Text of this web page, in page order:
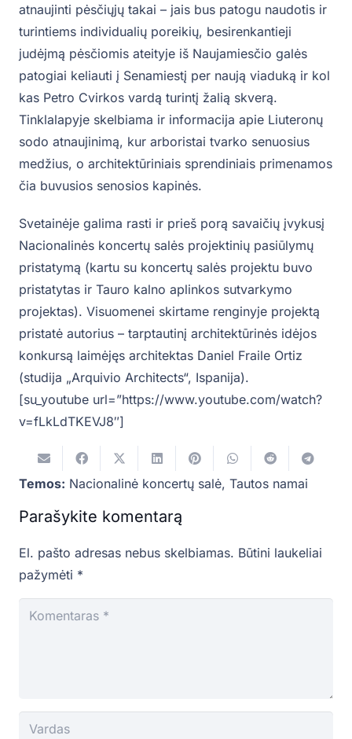
atnaujinti pėsčiųjų takai – jais bus patogu naudotis ir
turintiems individualių poreikių, besirenkantieji
judėjmą pėsčiomis ateityje iš Naujamiesčio galės
patogiai keliauti į Senamiestį per naują viaduką ir kol
kas Petro Cvirkos vardą turintį žalią skverą.
Tinklalapyje skelbiama ir informacija apie Liuteronų
sodo atnaujinimą, kur arboristai tvarko senuosius
medžius, o architektūriniais sprendiniais primenamos
čia buvusios senosios kapinės.
Svetainėje galima rasti ir prieš porą savaičių įvykusį
Nacionalinės koncertų salės projektinių pasiūlymų
pristatymą (kartu su koncertų salės projektu buvo
pristatytas ir Tauro kalno aplinkos sutvarkymo
projektas). Visuomenei skirtame renginyje projektą
pristatė autorius – tarptautinį architektūrinės idėjos
konkursą laimėjęs architektas Daniel Fraile Ortiz
(studija „Arquivio Architects“, Ispanija).
[su_youtube url=”https://www.youtube.com/watch?
v=fLkLdTKEVJ8″]
Temos: Nacionalinė koncertų salė, Tautos namai
Parašykite komentarą
El. pašto adresas nebus skelbiamas. Būtini laukeliai
pažymėti *